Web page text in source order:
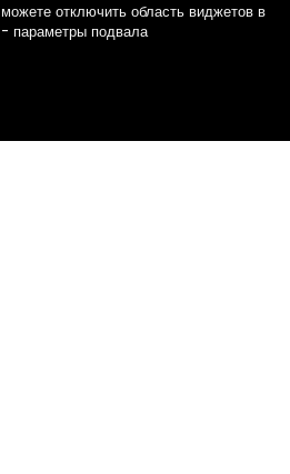
отключить область виджетов в
параметры подвала